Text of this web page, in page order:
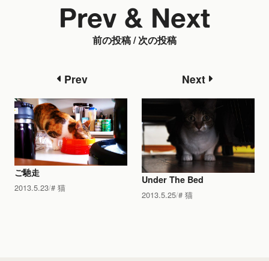
前の投稿 / 次の投稿
Prev & Next
Prev
ご馳走
2013.5.23 猫
Next
Under The Bed
2013.5.25 猫